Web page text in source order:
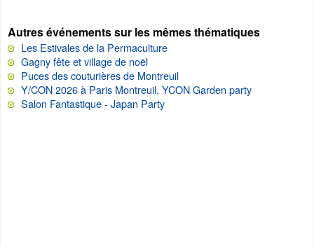
Autres événements sur les mêmes thématiques
Les Estivales de la Permaculture
Gagny fête et village de noël
Puces des couturières de Montreuil
Y/CON 2026 à Paris Montreuil, YCON Garden party
Salon Fantastique - Japan Party